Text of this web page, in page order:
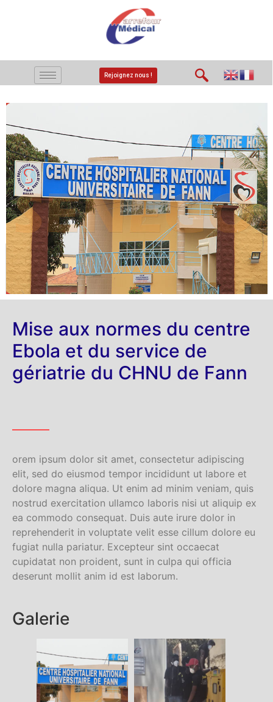
Rejoignez nous !
Mise aux normes du centre
Ebola et du service de
gériatrie du CHNU de Fann
orem ipsum dolor sit amet, consectetur adipiscing
elit, sed do eiusmod tempor incididunt ut labore et
dolore magna aliqua. Ut enim ad minim veniam, quis
nostrud exercitation ullamco laboris nisi ut aliquip ex
ea commodo consequat. Duis aute irure dolor in
reprehenderit in voluptate velit esse cillum dolore eu
fugiat nulla pariatur. Excepteur sint occaecat
cupidatat non proident, sunt in culpa qui officia
deserunt mollit anim id est laborum.
Galerie